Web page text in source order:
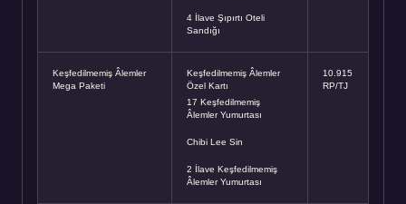
4 İlave Şıpırtı Oteli
Sandığı
Keşfedilmemiş Âlemler
Mega Paketi
Keşfedilmemiş Âlemler
Özel Kartı
17 Keşfedilmemiş
Âlemler Yumurtası
Chibi Lee Sin
2 İlave Keşfedilmemiş
Âlemler Yumurtası
10.915
RP/TJ